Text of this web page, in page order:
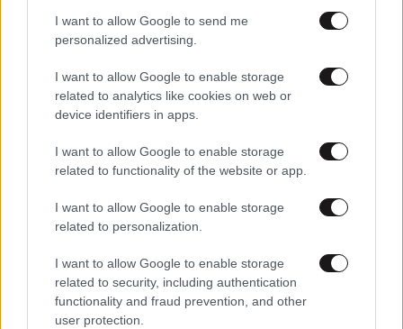
I want to allow Google to send me
personalized advertising.
I want to allow Google to enable storage
related to analytics like cookies on web or
device identifiers in apps.
I want to allow Google to enable storage
related to functionality of the website or app.
I want to allow Google to enable storage
related to personalization.
I want to allow Google to enable storage
related to security, including authentication
functionality and fraud prevention, and other
user protection.
Παλάτι Marivent: Πώς οι κληρονόμοι του
Ιωάννη Σαριδάκη αφαίρεσαν 1.300 έργα τέχνης
από τη βασιλική οικογένεια της Ισπανίας